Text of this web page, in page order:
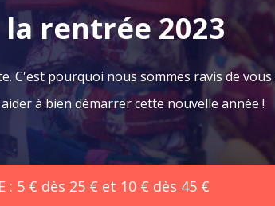
rentrée 2023
C'est pourquoi nous sommes ravis de
à bien démarrer cette nouvelle année !
: 5 € dès 25 € et 10 € dès 45 €